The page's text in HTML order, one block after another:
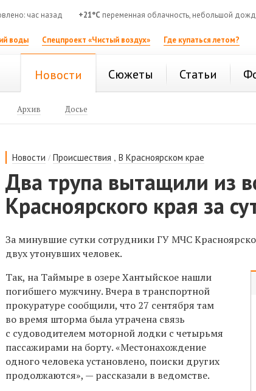
час назад +21°C переменная облачность, небольшой
воды Спецпроект «Чистый воздух» Где купаться летом?
Новости Сюжеты Статьи
Архив Досье
Новости /Происшествия ,В Красноярском крае
Два трупа вытащили из
Красноярского края за
За минувшие сутки сотрудники ГУ МЧС
двух утонувших человек.
Так, на Таймыре в озере Хантыйское нашли
погибшего мужчину. Вчера в транспортной
прокуратуре сообщили, что 27 сентября там
во время шторма была утрачена связь
с судоводителем моторной лодки с четырьмя
пассажирами на борту. «Местонахождение
одного человека установлено, поиски других
продолжаются», — рассказали в ведомстве.